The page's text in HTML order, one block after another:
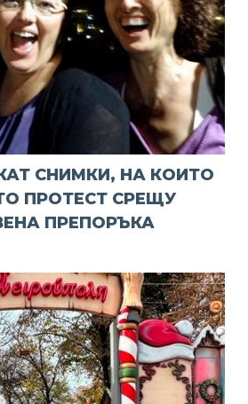
СНИМКИ, НА КОИТО
ПРОТЕСТ СРЕЩУ
ПРЕПОРЪКА